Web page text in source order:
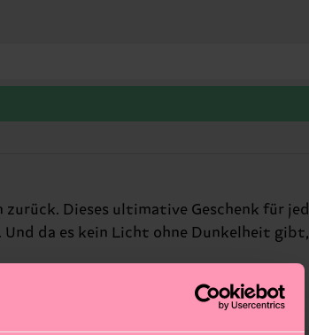
Dieses ultimative Geschenk für
da es kein Licht ohne Dunkelheit